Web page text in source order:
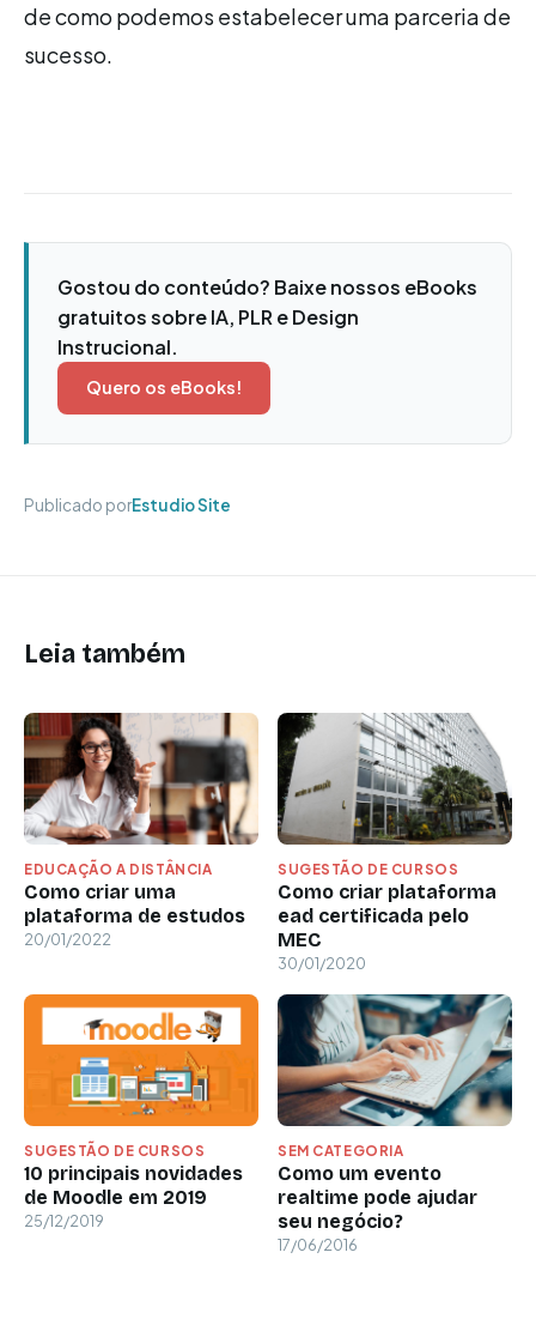
de como podemos estabelecer uma parceria de
sucesso.
Gostou do conteúdo? Baixe nossos eBooks
gratuitos sobre IA, PLR e Design
Instrucional.
Quero os eBooks!
Publicado porEstudio Site
Leia também
EDUCAÇÃO A DISTÂNCIA
Como criar uma
plataforma de estudos
20/01/2022
SUGESTÃO DE CURSOS
Como criar plataforma
ead certificada pelo
MEC
30/01/2020
SUGESTÃO DE CURSOS
10 principais novidades
de Moodle em 2019
25/12/2019
SEM CATEGORIA
Como um evento
realtime pode ajudar
seu negócio?
17/06/2016